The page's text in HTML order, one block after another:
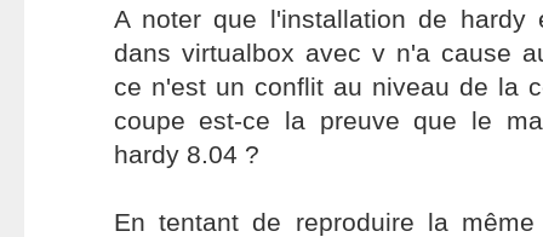
A noter que l'installation de hardy
dans virtualbox avec v n'a cause
ce n'est un conflit au niveau de la
coupe est-ce la preuve que le
hardy 8.04 ?
En tentant de reproduire la